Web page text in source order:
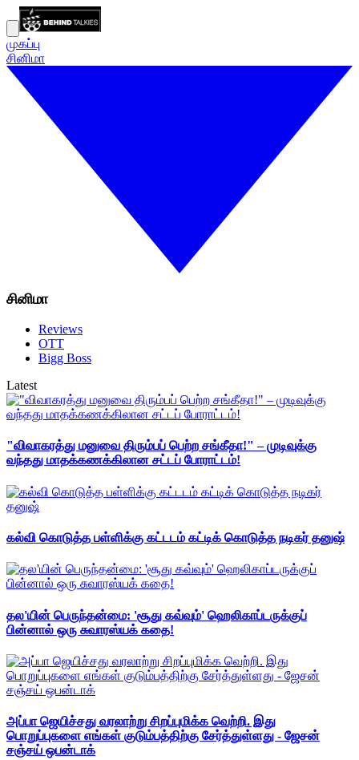
முகப்பு
சினிமா
சினிமா
Reviews
OTT
Bigg Boss
Latest
"விவாகரத்து மனுவை திரும்பப் பெற்ற சங்கீதா!" – முடிவுக்கு
வந்தது மாதக்கணக்கிலான சட்டப் போராட்டம்!
கல்வி கொடுத்த பள்ளிக்கு கட்டடம் கட்டிக் கொடுத்த நடிகர் தனுஷ்
தல'யின் பெருந்தன்மை: 'சூது கவ்வும்' ஹெலிகாப்டருக்குப்
பின்னால் ஒரு சுவாரஸ்யக் கதை!
அப்பா ஜெயிச்சது வரலாற்று சிறப்புமிக்க வெற்றி. இது
பொறுப்புகளை எங்கள் குடும்பத்திற்கு சேர்த்துள்ளது - ஜேசன்
சஞ்சய் ஒபன்டாக்